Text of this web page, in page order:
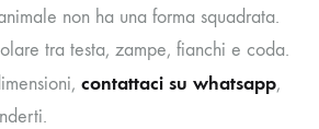
non ha una forma squadrata.
tra testa, zampe, fianchi e coda.
contattaci su whatsapp,